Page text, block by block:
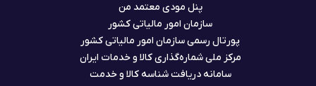
پنل مودی معتمد من
سازمان امور مالیاتی کشور
پورتال رسمی سازمان امور مالیاتی کشور
مرکز ملی شماره‌گذاری کالا و خدمات ایران
سامانه دریافت شناسه کالا و خدمت